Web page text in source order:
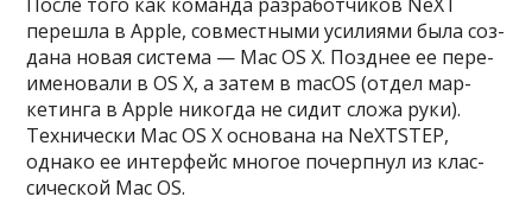
Пос­ле того как коман­да раз­работ­чиков NeXT
переш­ла в Apple, сов­мес­тны­ми уси­лиями была соз­
дана новая сис­тема — Mac OS X. Поз­днее ее пере­
име­нова­ли в OS X, а затем в macOS (отдел мар­
кетин­га в Apple никог­да не сидит сло­жа руки).
Тех­ничес­ки Mac OS X осно­вана на NeXTSTEP,
одна­ко ее интерфейс мно­гое почер­пнул из клас­
сичес­кой Mac OS.